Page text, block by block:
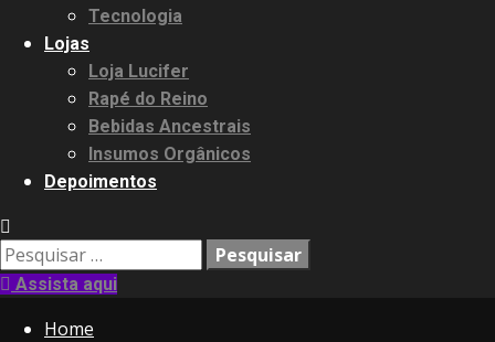
Tecnologia
Lojas
Loja Lucifer
Rapé do Reino
Bebidas Ancestrais
Insumos Orgânicos
Depoimentos
Pesquisar
por:Assista aqui
Home
20.03k10.05k